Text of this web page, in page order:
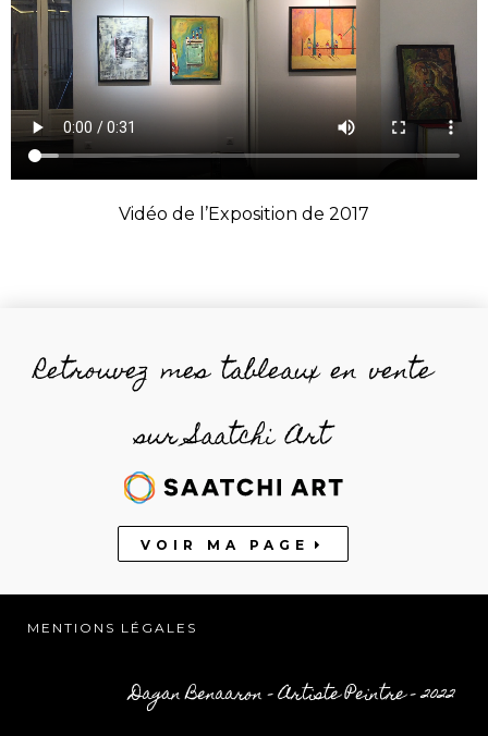
Vidéo de l’Exposition de 2017
Retrouvez mes tableaux en vente
sur Saatchi Art
VOIR MA PAGE
MENTIONS LÉGALES
Dagan Benaaron – Artiste Peintre – 2022